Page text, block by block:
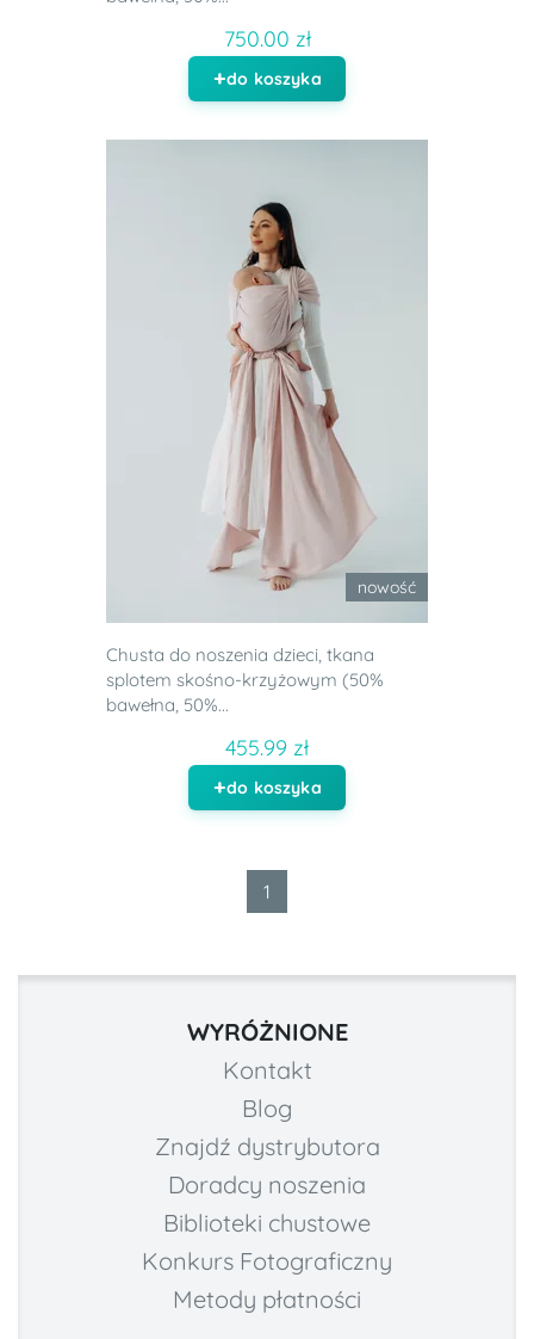
750.00 zł
do koszyka
nowość
Chusta do noszenia dzieci, tkana
splotem skośno-krzyżowym (50%
bawełna, 50%...
455.99 zł
do koszyka
1
WYRÓŻNIONE
Kontakt
Blog
Znajdź dystrybutora
Doradcy noszenia
Biblioteki chustowe
Konkurs Fotograficzny
Metody płatności